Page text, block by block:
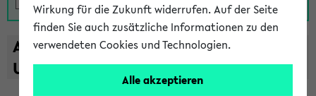
A B C D E F G H I J K L M N O
U
V W X Y
Z
Wirkung für die Zukunft widerrufen. Auf der Seite
finden Sie auch zusätzliche Informationen zu den
verwendeten Cookies und Technologien.
Alle akzeptieren